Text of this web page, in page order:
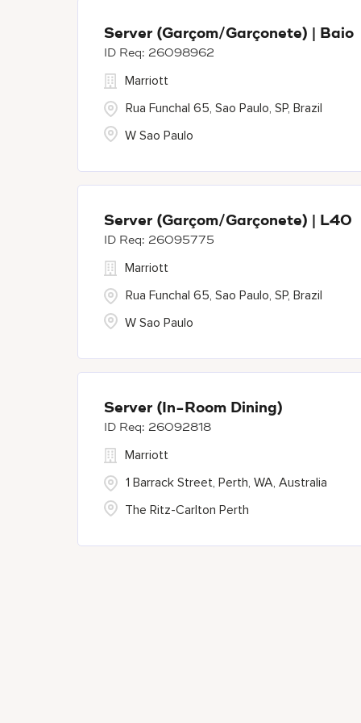
Server (Garçom/Garçonete) | Baio
26098962
Rua Funchal 65, Sao Paulo, SP, Brazil
Marriott
W Sao Paulo
Server (Garçom/Garçonete) | L40
26095775
Rua Funchal 65, Sao Paulo, SP, Brazil
Marriott
W Sao Paulo
Server (In-Room Dining)
26092818
1 Barrack Street, Perth, WA, Australia
Marriott
The Ritz-Carlton Perth